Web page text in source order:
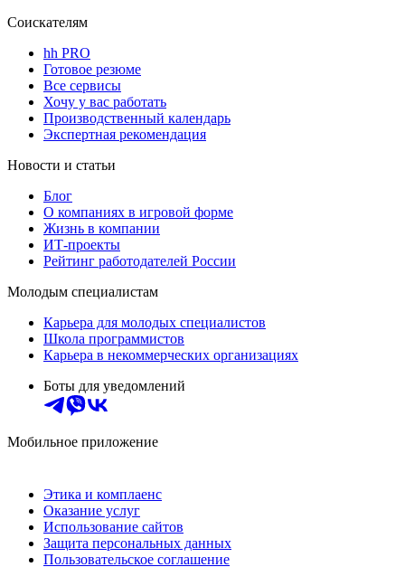
Соискателям
hh PRO
Готовое резюме
Все сервисы
Хочу у вас работать
Производственный календарь
Экспертная рекомендация
Новости и статьи
Блог
О компаниях в игровой форме
Жизнь в компании
ИТ-проекты
Рейтинг работодателей России
Молодым специалистам
Карьера для молодых специалистов
Школа программистов
Карьера в некоммерческих организациях
Боты для уведомлений
Мобильное приложение
Этика и комплаенс
Оказание услуг
Использование сайтов
Защита персональных данных
Пользовательское соглашение